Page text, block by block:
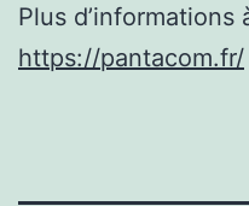
Plus d’informations
https://pantacom.fr/